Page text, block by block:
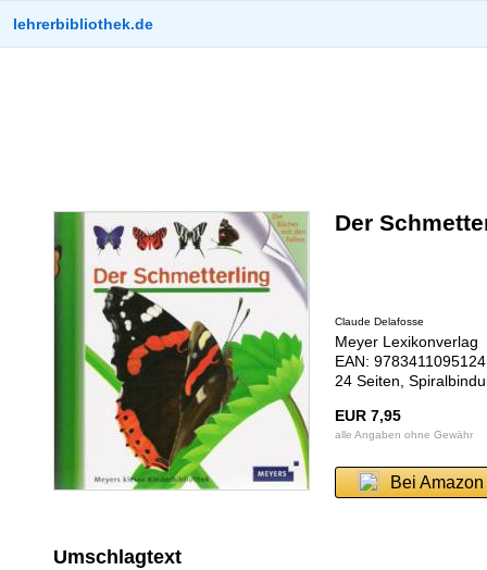
lehrerbibliothek.de
Der
Claude Delafosse
Meyer Lexikonverlag
EAN:
24 Seiten,
EUR 7,95
alle Angaben ohne Gewähr
Bei
Umschlagtext